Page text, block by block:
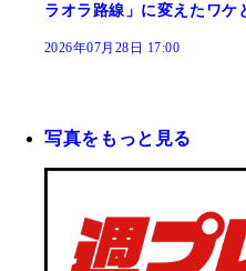
ラオラ路線」に変えたワケ
2026年07月28日 17:00
写真をもっと見る